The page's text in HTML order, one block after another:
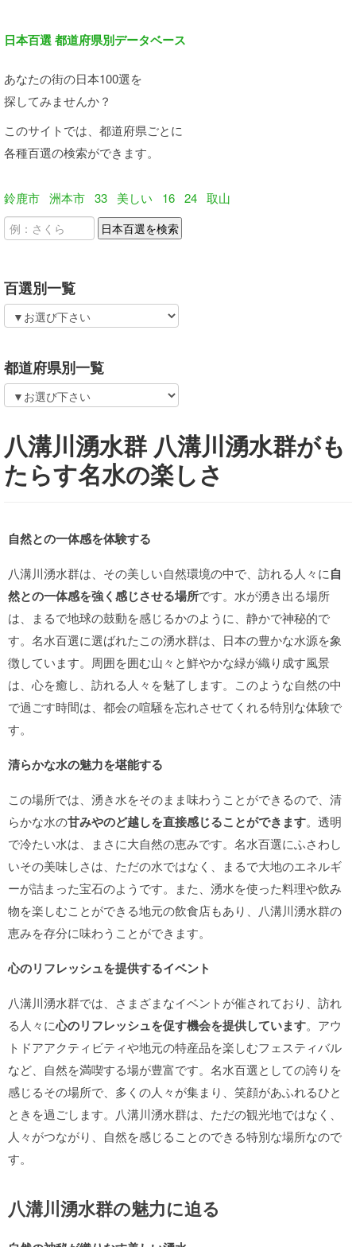
日本百選 都道府県別データベース
あなたの街の日本100選を
探してみませんか？
このサイトでは、都道府県ごとに
各種百選の検索ができます。
鈴鹿市 洲本市 33 美しい 16 24 取山
百選別一覧
都道府県別一覧
八溝川湧水群 八溝川湧水群がも
たらす名水の楽しさ
自然との一体感を体験する
八溝川湧水群は、その美しい自然環境の中で、訪れる人々に自
然との一体感を強く感じさせる場所です。水が湧き出る場所
は、まるで地球の鼓動を感じるかのように、静かで神秘的で
す。名水百選に選ばれたこの湧水群は、日本の豊かな水源を象
徴しています。周囲を囲む山々と鮮やかな緑が織り成す風景
は、心を癒し、訪れる人々を魅了します。このような自然の中
で過ごす時間は、都会の喧騒を忘れさせてくれる特別な体験で
す。
清らかな水の魅力を堪能する
この場所では、湧き水をそのまま味わうことができるので、清
らかな水の甘みやのど越しを直接感じることができます。透明
で冷たい水は、まさに大自然の恵みです。名水百選にふさわし
いその美味しさは、ただの水ではなく、まるで大地のエネルギ
ーが詰まった宝石のようです。また、湧水を使った料理や飲み
物を楽しむことができる地元の飲食店もあり、八溝川湧水群の
恵みを存分に味わうことができます。
心のリフレッシュを提供するイベント
八溝川湧水群では、さまざまなイベントが催されており、訪れ
る人々に心のリフレッシュを促す機会を提供しています。アウ
トドアアクティビティや地元の特産品を楽しむフェスティバル
など、自然を満喫する場が豊富です。名水百選としての誇りを
感じるその場所で、多くの人々が集まり、笑顔があふれるひと
ときを過ごします。八溝川湧水群は、ただの観光地ではなく、
人々がつながり、自然を感じることのできる特別な場所なので
す。
八溝川湧水群の魅力に迫る